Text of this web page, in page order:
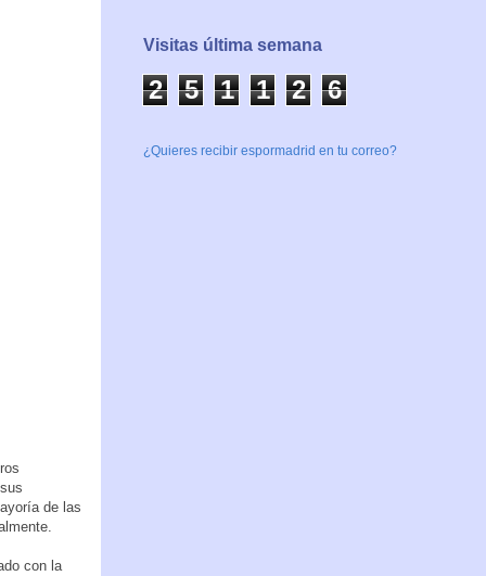
de las
con la
Visitas última semana
2 5 1 1 2 6
¿Quieres recibir espormadrid en tu correo?